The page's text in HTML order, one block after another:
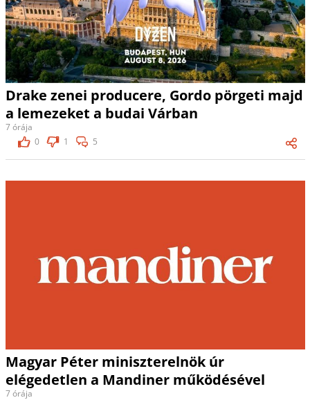
Drake zenei producere, Gordo pörgeti majd
a lemezeket a budai Várban
7 órája
0
1 5
Magyar Péter miniszterelnök úr
elégedetlen a Mandiner működésével
7 órája